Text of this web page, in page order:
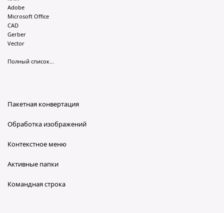
Adobe
Microsoft Office
CAD
Gerber
Vector
Полный список...
Пакетная конвертация
Обработка изображений
Контекстное меню
Активные папки
Командная строка